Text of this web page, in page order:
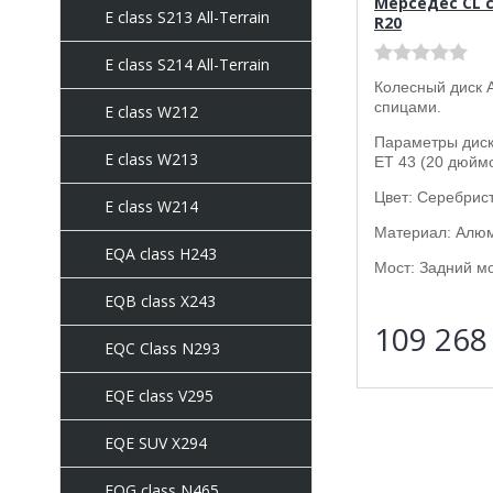
E class S213 All-Terrain
E class S214 All-Terrain
E class W212
E class W213
E class W214
EQA class H243
EQB class X243
EQC Class N293
EQE class V295
EQE SUV X294
R20
Колесный диск
спицами.
Параметры
ET 43 (20
Цвет:
Материал:
Мост: Задний
109